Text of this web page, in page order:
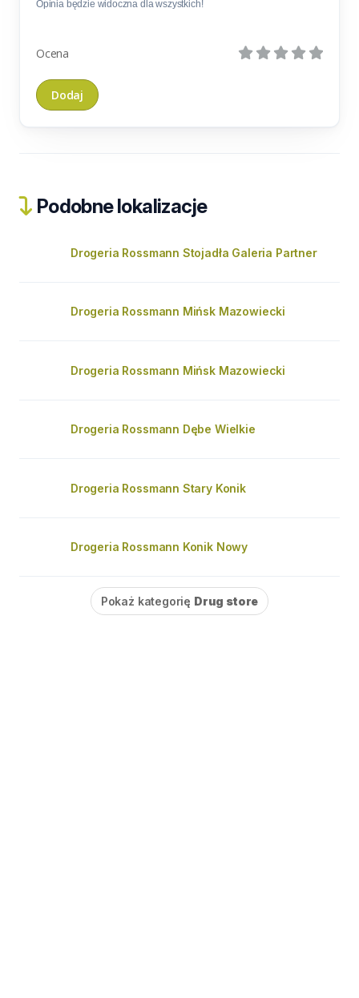
Opinia będzie widoczna dla wszystkich!
Ocena
Podobne lokalizacje
Drogeria Rossmann Stojadła Galeria Partner
Drogeria Rossmann Mińsk Mazowiecki
Drogeria Rossmann Mińsk Mazowiecki
Drogeria Rossmann Dębe Wielkie
Drogeria Rossmann Stary Konik
Drogeria Rossmann Konik Nowy
Pokaż kategorię Drug store